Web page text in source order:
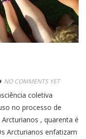
NO COMMENTS YET
coletiva
no processo de
, quarenta é
Arcturianos enfatizam